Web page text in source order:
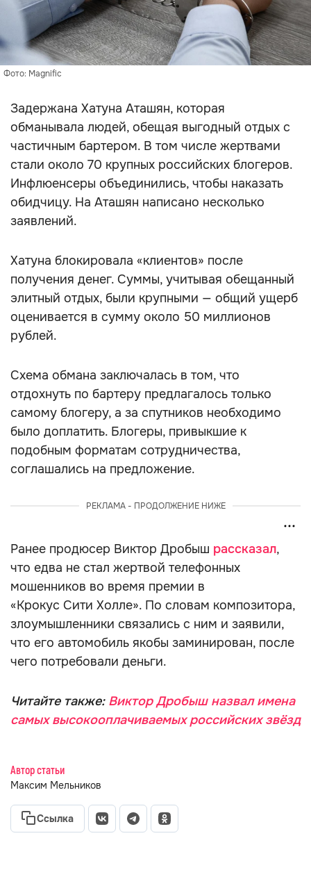
Фото: Magnific
Задержана Хатуна Аташян, которая
обманывала людей, обещая выгодный отдых с
частичным бартером. В том числе жертвами
стали около 70 крупных российских блогеров.
Инфлюенсеры объединились, чтобы наказать
обидчицу. На Аташян написано несколько
заявлений.
Хатуна блокировала «клиентов» после
получения денег. Суммы, учитывая обещанный
элитный отдых, были крупными — общий ущерб
оценивается в сумму около 50 миллионов
рублей.
Схема обмана заключалась в том, что
отдохнуть по бартеру предлагалось только
самому блогеру, а за спутников необходимо
было доплатить. Блогеры, привыкшие к
подобным форматам сотрудничества,
соглашались на предложение.
РЕКЛАМА - ПРОДОЛЖЕНИЕ НИЖЕ
Ранее продюсер Виктор Дробыш рассказал,
что едва не стал жертвой телефонных
мошенников во время премии в
«Крокус Сити Холле». По словам композитора,
злоумышленники связались с ним и заявили,
что его автомобиль якобы заминирован, после
чего потребовали деньги.
Читайте также: Виктор Дробыш назвал имена
самых высокооплачиваемых российских звёзд
Автор статьи
Максим Мельников
Ссылка